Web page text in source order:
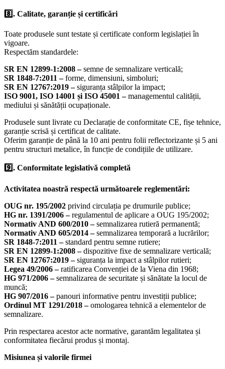
8️⃣. Calitate, garanție și certificări
Toate produsele sunt testate și certificate conform legislației în
vigoare.
Respectăm standardele:
SR EN 12899-1:2008 –semne de semnalizare verticală;
SR 1848-7:2011 –forme, dimensiuni, simboluri;
SR EN 12767:2019 –siguranța stâlpilor la impact;
ISO 9001, ISO 14001 și ISO 45001 –managementul calității,
mediului și sănătății ocupaționale.
Produsele sunt livrate cu Declarație de conformitate CE, fișe tehnice,
garanție scrisă și certificat de calitate.
Oferim garanție de până la 10 ani pentru folii reflectorizante și 5 ani
pentru structuri metalice, în funcție de condițiile de utilizare.
9️⃣. Conformitate legislativă completă
Activitatea noastră respectă următoarele reglementări:
OUG nr. 195/2002 privind circulația pe drumurile publice;
HG nr. 1391/2006 –regulamentul de aplicare a OUG 195/2002;
Normativ AND 600/2010 –semnalizarea rutieră permanentă;
Normativ AND 605/2014 –semnalizarea temporară a lucrărilor;
SR 1848-7:2011 –standard pentru semne rutiere;
SR EN 12899-1:2008 –dispozitive fixe de semnalizare verticală;
SR EN 12767:2019 –siguranța la impact a stâlpilor rutieri;
Legea 49/2006 –ratificarea Convenției de la Viena din 1968;
HG 971/2006 –semnalizarea de securitate și sănătate la locul de
muncă;
HG 907/2016 –panouri informative pentru investiții publice;
Ordinul MT 1291/2018 –omologarea tehnică a elementelor de
semnalizare.
Prin respectarea acestor acte normative, garantăm legalitatea și
conformitatea fiecărui produs și montaj.
Misiunea și valorile firmei